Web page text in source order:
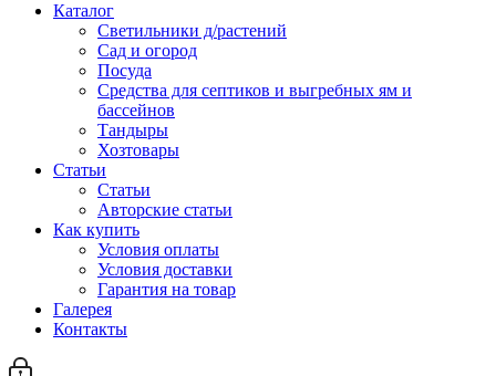
Каталог
Светильники д/растений
Сад и огород
Посуда
Средства для септиков и выгребных ям и
бассейнов
Тандыры
Хозтовары
Статьи
Статьи
Авторские статьи
Как купить
Условия оплаты
Условия доставки
Гарантия на товар
Галерея
Контакты